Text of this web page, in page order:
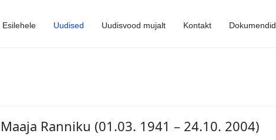
Esilehele Uudised Uudisvood mujalt Kontakt Dokumendid
Maaja Ranniku (01.03. 1941 – 24.10. 2004)